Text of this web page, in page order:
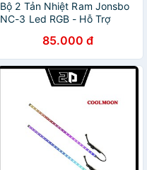
Bộ 2 Tản Nhiệt Ram Jonsbo
NC-3 Led RGB - Hỗ Trợ
Đồng Bộ Mainboard
85.000 đ